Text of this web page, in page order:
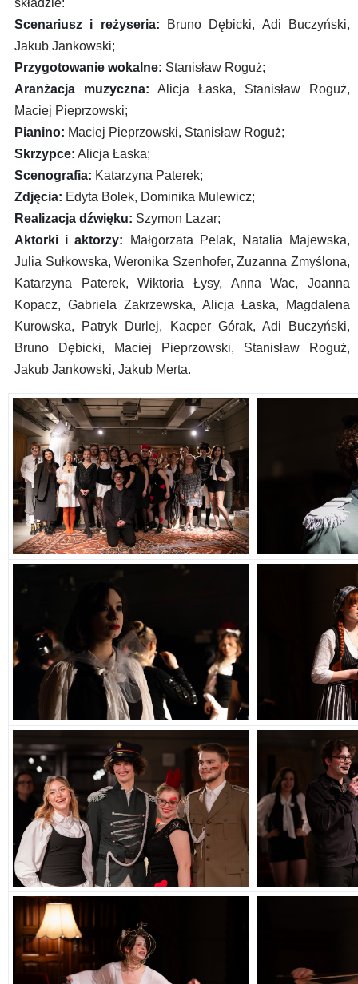
Scenariusz i reżyseria: Bruno Dębicki, Adi Buczyński,
Jakub Jankowski;
Przygotowanie wokalne: Stanisław Roguż;
Aranżacja muzyczna: Alicja Łaska, Stanisław Roguż,
Maciej Pieprzowski;
Pianino: Maciej Pieprzowski, Stanisław Roguż;
Skrzypce: Alicja Łaska;
Scenografia: Katarzyna Paterek;
Zdjęcia: Edyta Bolek, Dominika Mulewicz;
Realizacja dźwięku: Szymon Lazar;
Aktorki i aktorzy: Małgorzata Pelak, Natalia Majewska,
Julia Sułkowska, Weronika Szenhofer, Zuzanna Zmyślona,
Katarzyna Paterek, Wiktoria Łysy, Anna Wac, Joanna
Kopacz, Gabriela Zakrzewska, Alicja Łaska, Magdalena
Kurowska, Patryk Durlej, Kacper Górak, Adi Buczyński,
Bruno Dębicki, Maciej Pieprzowski, Stanisław Roguż,
Jakub Jankowski, Jakub Merta.